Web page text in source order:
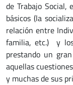
de Trabajo Social,
básicos (la
relación entre
familia, etc.) y
prestando un
aquellas
y muchas de sus